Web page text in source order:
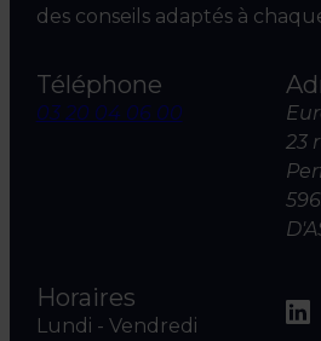
des conseils adaptés à
Téléphone
03 20 04 06 00
23
Horaires
Lundi - Vendredi